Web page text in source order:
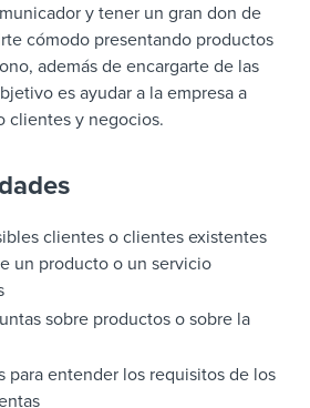
y tener un gran don de
cómodo presentando productos
además de encargarte de las
es ayudar a la empresa a
clientes y negocios.
clientes o clientes existentes
un producto o un servicio
sobre productos o sobre la
para entender los requisitos de los